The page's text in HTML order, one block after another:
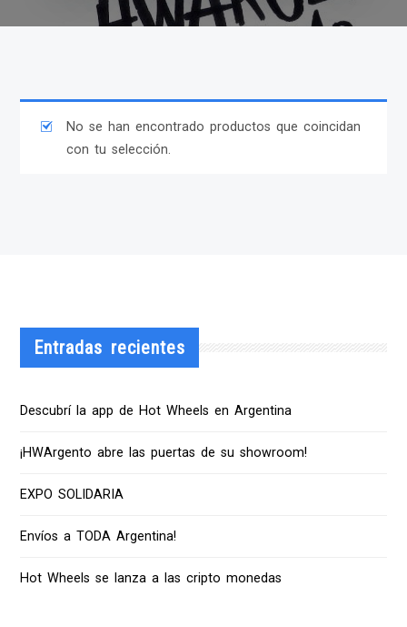
No se han encontrado productos que coincidan
con tu selección.
Entradas recientes
Descubrí la app de Hot Wheels en Argentina
¡HWArgento abre las puertas de su showroom!
EXPO SOLIDARIA
Envíos a TODA Argentina!
Hot Wheels se lanza a las cripto monedas